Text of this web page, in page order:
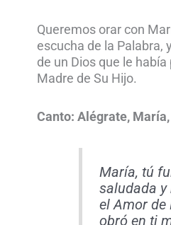
Queremos orar con
escucha de la Palabra,
de un Dios que le
Madre de Su Hijo.
Canto: Alégrate,
María, tú
saludada
el Amor de
obró en ti